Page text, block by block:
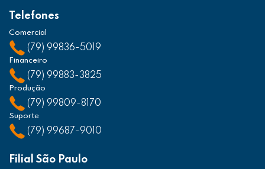
Telefones
Comercial
(79) 99836-5019
Financeiro
(79) 99883-3825
Produção
(79) 99809-8170
Suporte
(79) 99687-9010
Filial São Paulo